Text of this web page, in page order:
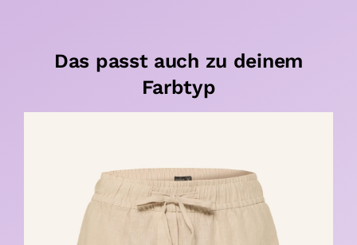
Das passt auch zu deinem
Farbtyp